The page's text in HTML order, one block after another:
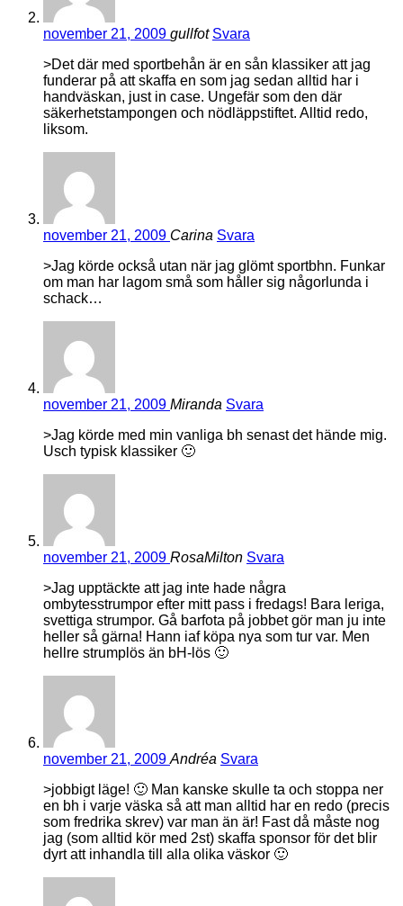
november 21, 2009 gullfot Svara
>Det där med sportbehån är en sån klassiker att jag
funderar på att skaffa en som jag sedan alltid har i
handväskan, just in case. Ungefär som den där
säkerhetstampongen och nödläppstiftet. Alltid redo,
liksom.
november 21, 2009 Carina Svara
>Jag körde också utan när jag glömt sportbhn. Funkar
om man har lagom små som håller sig någorlunda i
schack…
november 21, 2009 Miranda Svara
>Jag körde med min vanliga bh senast det hände mig.
Usch typisk klassiker 🙂
november 21, 2009 RosaMilton Svara
>Jag upptäckte att jag inte hade några
ombytesstrumpor efter mitt pass i fredags! Bara leriga,
svettiga strumpor. Gå barfota på jobbet gör man ju inte
heller så gärna! Hann iaf köpa nya som tur var. Men
hellre strumplös än bH-lös 🙂
november 21, 2009 Andréa Svara
>jobbigt läge! 🙂 Man kanske skulle ta och stoppa ner
en bh i varje väska så att man alltid har en redo (precis
som fredrika skrev) var man än är! Fast då måste nog
jag (som alltid kör med 2st) skaffa sponsor för det blir
dyrt att inhandla till alla olika väskor 🙂